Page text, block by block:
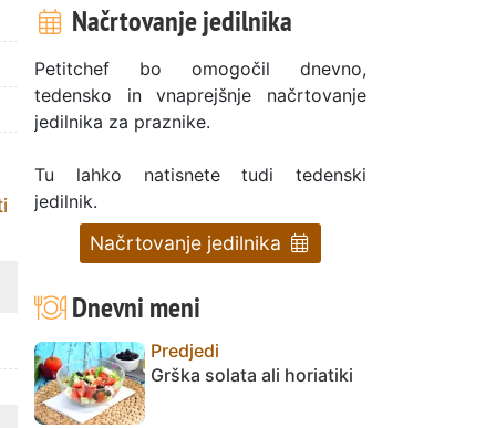
Načrtovanje jedilnika
Petitchef bo omogočil dnevno,
tedensko in vnaprejšnje načrtovanje
jedilnika za praznike.
Tu lahko natisnete tudi tedenski
jedilnik.
Načrtovanje jedilnika
Dnevni meni
Predjedi
Grška solata ali horiatiki